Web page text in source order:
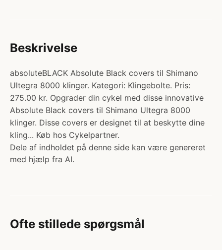
Beskrivelse
absoluteBLACK Absolute Black covers til Shimano
Ultegra 8000 klinger. Kategori: Klingebolte. Pris:
275.00 kr. Opgrader din cykel med disse innovative
Absolute Black covers til Shimano Ultegra 8000
klinger. Disse covers er designet til at beskytte dine
kling... Køb hos Cykelpartner.
Dele af indholdet på denne side kan være genereret
med hjælp fra AI.
Ofte stillede spørgsmål